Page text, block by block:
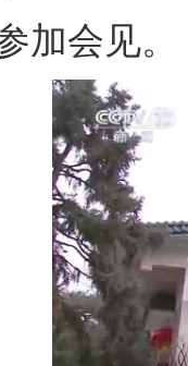
加会见。